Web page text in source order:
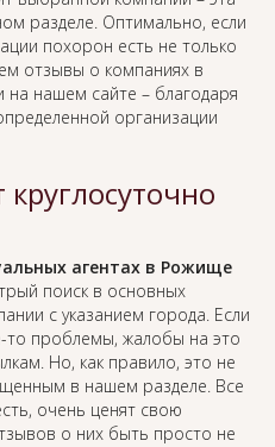
разделе. Оптимально, если
похорон есть не только
отзывы о компаниях в
на нашем сайте – благодаря
организации
агентах в Рожище
поиск в основных
с указанием города. Если
то проблемы, жалобы на это
Но, как правило, это не
в нашем разделе. Все
очень ценят свою
о них быть просто не